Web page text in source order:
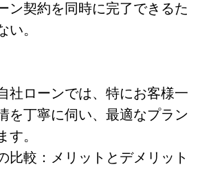
ン契約を同時に完了できるた
い。
社ローンでは、特にお客様一
を丁寧に伺い、最適なプラン
す。
比較：メリットとデメリット